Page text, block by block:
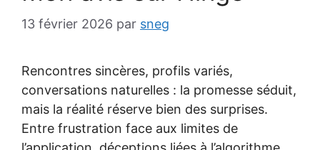
13 février 2026 par sneg
Rencontres sincères, profils variés,
conversations naturelles : la promesse séduit,
mais la réalité réserve bien des surprises.
Entre frustration face aux limites de